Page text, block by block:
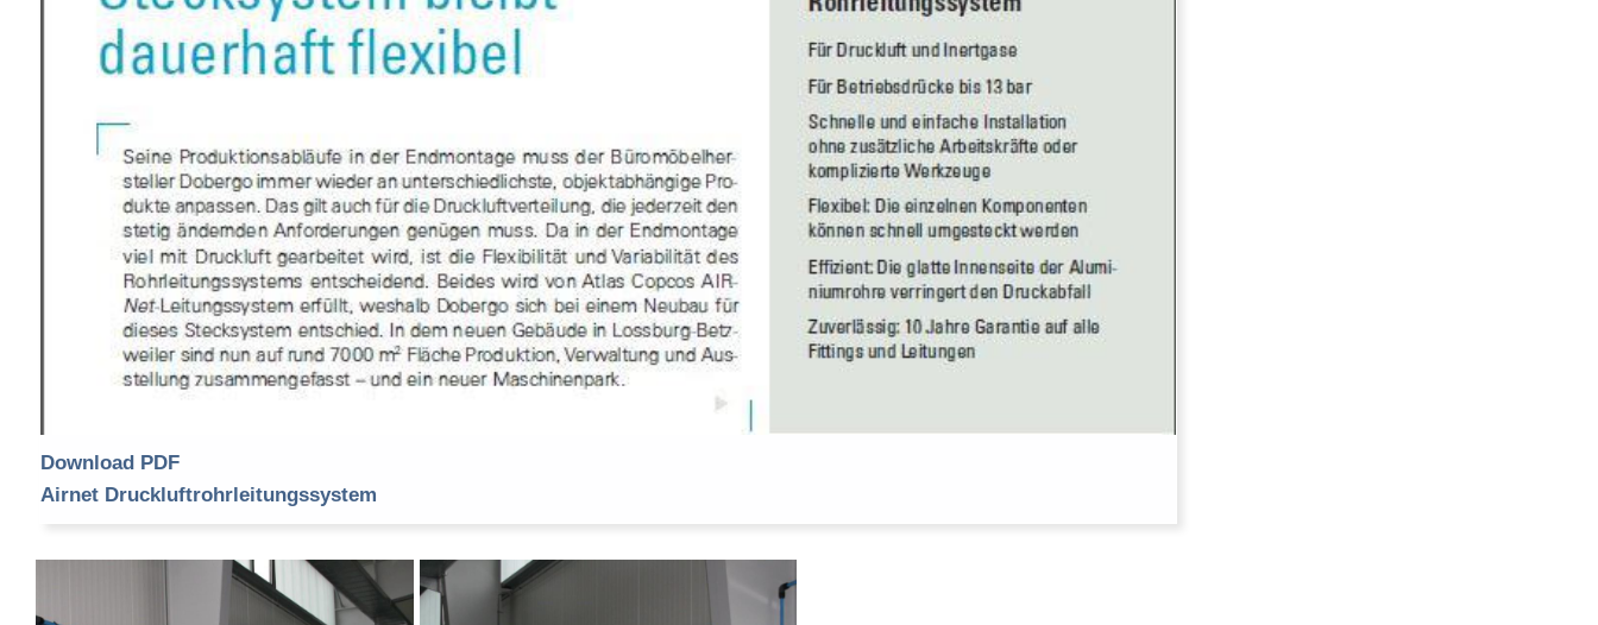
Download PDF
Airnet Druckluftrohrleitungssystem